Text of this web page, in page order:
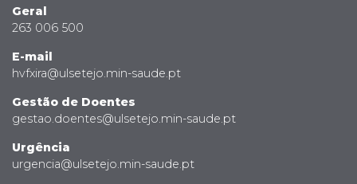
Geral
263 006 500
E-mail
hvfxira@ulsetejo.min-saude.pt
Gestão de Doentes
gestao.doentes@ulsetejo.min-saude.pt
Urgência
urgencia@ulsetejo.min-saude.pt